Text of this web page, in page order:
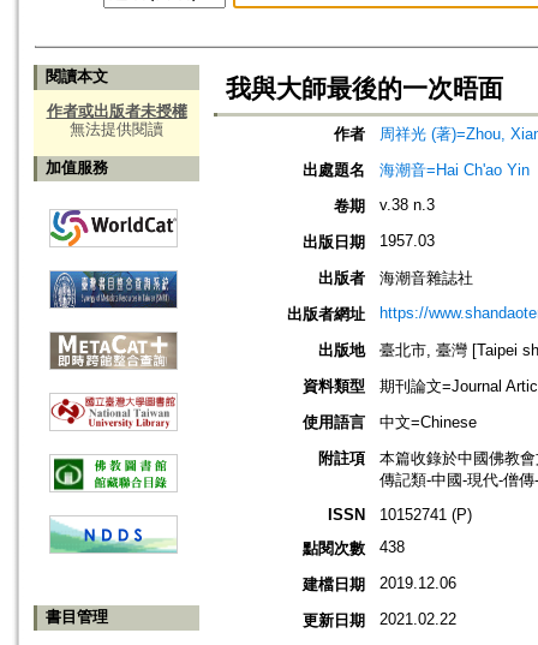
閱讀本文
作者或出版者未授權
無法提供閱讀
加值服務
書目管理
我與大師最後的一次晤面
作者
周祥光 (著)=Zhou,
出處題名
海潮音=Hai Ch'ao Yin
卷期
v.38 n.3
出版日期 1957.03
出版者
海潮音雜誌社
出版者網址
https://
出版地
臺北市, 臺灣 [Taipei
資料類型
期刊論文=Journal
使用語言
中文=Chinese
附註項
本篇收錄於中國佛教
傳記類-中國-現代-僧
ISSN
10152741 (P)
點閱次數
438
建檔日期 2019.12.06
更新日期 2021.02.22